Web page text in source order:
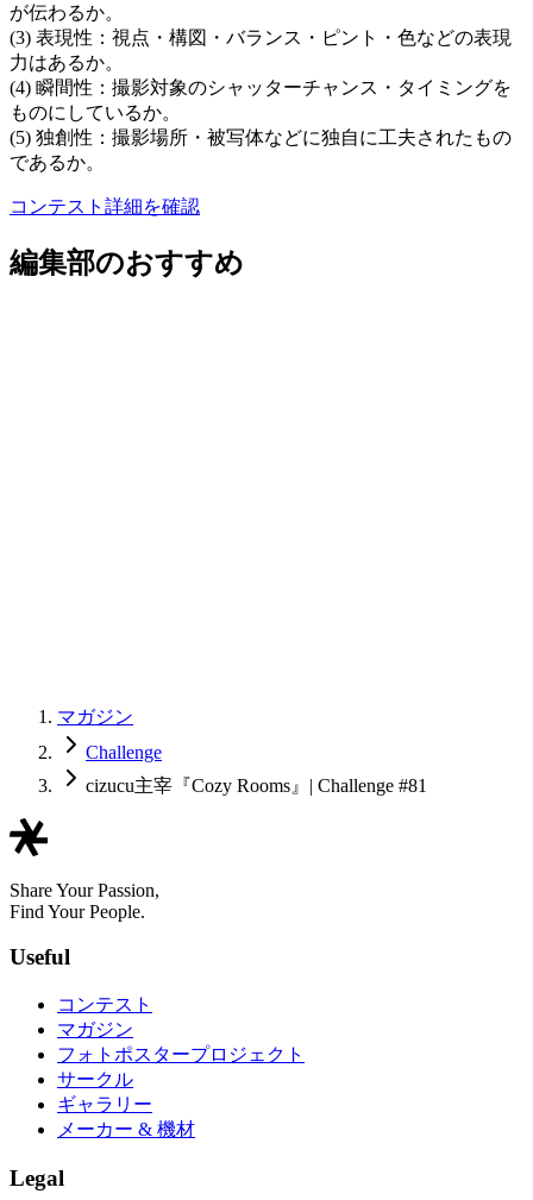
が伝わるか。
(3) 表現性：視点・構図・バランス・ピント・色などの表現
力はあるか。
(4) 瞬間性：撮影対象のシャッターチャンス・タイミングを
ものにしているか。
(5) 独創性：撮影場所・被写体などに独自に工夫されたもの
であるか。
コンテスト詳細を確認
編集部のおすすめ
マガジン
Challenge
cizucu主宰『Cozy Rooms』| Challenge #81
Share Your Passion,
Find Your People.
Useful
コンテスト
マガジン
フォトポスタープロジェクト
サークル
ギャラリー
メーカー & 機材
Legal